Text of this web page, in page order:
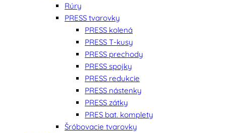
Rúry
PRESS tvarovky
PRESS kolená
PRESS T-kusy
PRESS prechody
PRESS spojky
PRESS redukcie
PRESS nástenky
PRESS zátky
PRES bat. komplety
Šróbovacie tvarovky